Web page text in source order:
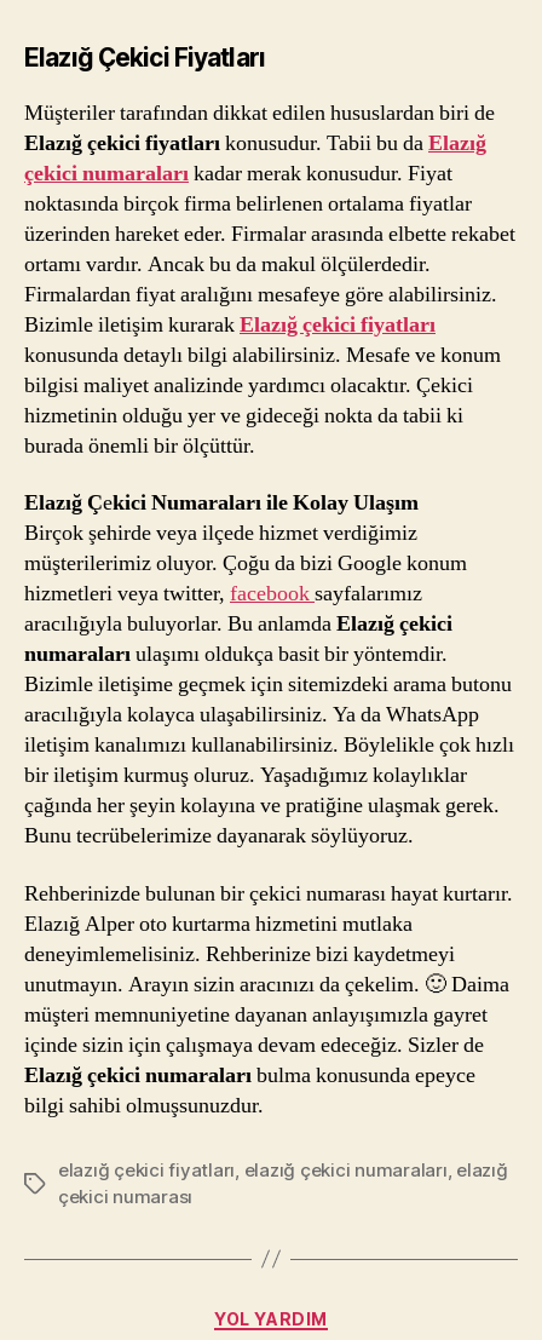
Elazığ Çekici Fiyatları
Müşteriler tarafından dikkat edilen hususlardan biri de
Elazığ çekici fiyatlarıkonusudur. Tabii bu daElazığ
çekici numaralarıkadar merak konusudur. Fiyat
noktasında birçok firma belirlenen ortalama fiyatlar
üzerinden hareket eder. Firmalar arasında elbette rekabet
ortamı vardır. Ancak bu da makul ölçülerdedir.
Firmalardan fiyat aralığını mesafeye göre alabilirsiniz.
Bizimle iletişim kurarakElazığ çekici fiyatları
konusunda detaylı bilgi alabilirsiniz. Mesafe ve konum
bilgisi maliyet analizinde yardımcı olacaktır. Çekici
hizmetinin olduğu yer ve gideceği nokta da tabii ki
burada önemli bir ölçüttür.
Elazığ Çekici Numaraları ile Kolay Ulaşım
Birçok şehirde veya ilçede hizmet verdiğimiz
müşterilerimiz oluyor. Çoğu da bizi Google konum
hizmetleri veya twitter, facebooksayfalarımız
aracılığıyla buluyorlar. Bu anlamdaElazığ çekici
numaralarıulaşımı oldukça basit bir yöntemdir.
Bizimle iletişime geçmek için sitemizdeki arama butonu
aracılığıyla kolayca ulaşabilirsiniz. Ya da WhatsApp
iletişim kanalımızı kullanabilirsiniz. Böylelikle çok hızlı
bir iletişim kurmuş oluruz. Yaşadığımız kolaylıklar
çağında her şeyin kolayına ve pratiğine ulaşmak gerek.
Bunu tecrübelerimize dayanarak söylüyoruz.
Rehberinizde bulunan bir çekici numarası hayat kurtarır.
Elazığ Alper oto kurtarma hizmetini mutlaka
deneyimlemelisiniz. Rehberinize bizi kaydetmeyi
unutmayın. Arayın sizin aracınızı da çekelim. 🙂 Daima
müşteri memnuniyetine dayanan anlayışımızla gayret
içinde sizin için çalışmaya devam edeceğiz. Sizler de
Elazığ çekici numaralarıbulma konusunda epeyce
bilgi sahibi olmuşsunuzdur.
Etiketler
elazığ çekici fiyatları elazığ çekici numaraları elazığ
çekici numarası
Kategoriler
YOL YARDIM